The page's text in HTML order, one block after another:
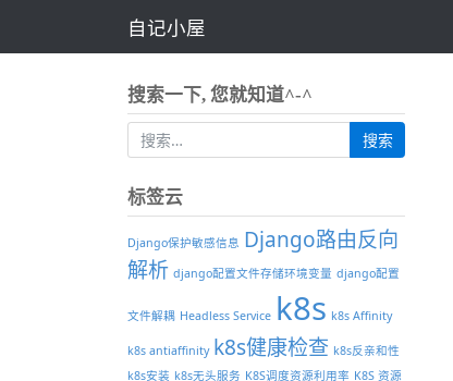
自记小屋
搜索一下, 您就知道^-^
标签云
Django保护敏感信息 Django路由反向
解析 django配置文件存储环境变量 django配置
文件解耦 Headless Service k8s k8s Affinity
k8s antiaffinity k8s健康检查 k8s反亲和性
k8s安装 k8s无头服务 K8S调度资源利用率 K8S 资源